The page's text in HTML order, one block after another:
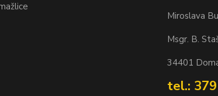
Miroslava
Msgr. B.
34401
tel.: